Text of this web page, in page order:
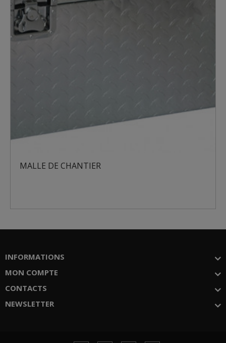
CHANTIER
INFORMATIONS
MON COMPTE
CONTACTS
NEWSLETTER